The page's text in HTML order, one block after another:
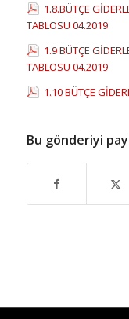
1.8.BÜTÇE
TABLOSU 04.2019
1.9 BÜTÇE
TABLOSU 04.2019
1.10 BÜTÇE
Bu gönderiyi